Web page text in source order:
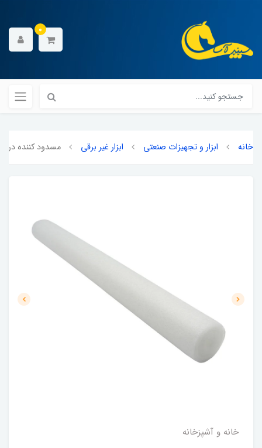
0
خانه ابزار و تجهیزات صنعتی ابزار غیر برقی مسدود کننده
خانه و آشپزخانه